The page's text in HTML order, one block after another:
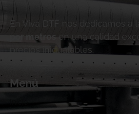
En Viva DTF nos dedicamos a
por metros
en una calidad
precios inigualables.
Menú